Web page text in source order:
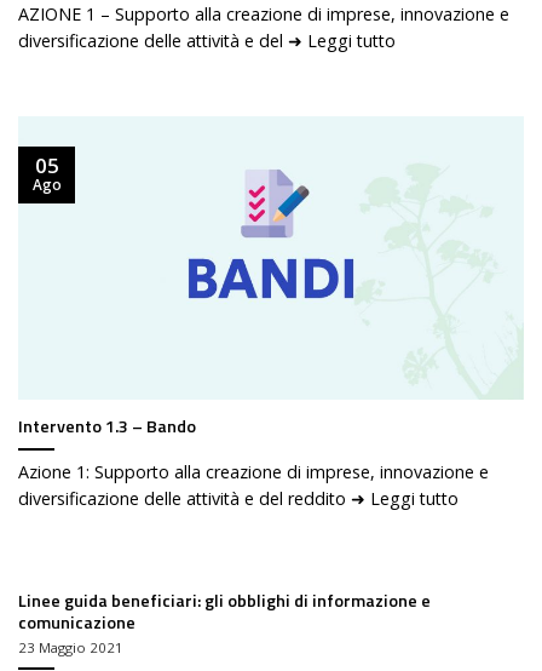
AZIONE 1 – Supporto alla creazione di imprese, innovazione e
diversificazione delle attività e del ➜ Leggi tutto
Intervento 1.3 – Bando
Azione 1: Supporto alla creazione di imprese, innovazione e
diversificazione delle attività e del reddito ➜ Leggi tutto
05
Ago
Linee guida beneficiari: gli obblighi di informazione e
comunicazione
23 Maggio 2021